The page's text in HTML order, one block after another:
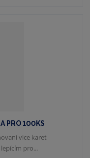
PRO 100KS
vice karet
pro...